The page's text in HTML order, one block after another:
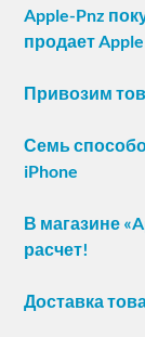
Apple-Pnz
продает Apple
Привозим
Семь
iPhone
В магазине
расчет!
Доставка